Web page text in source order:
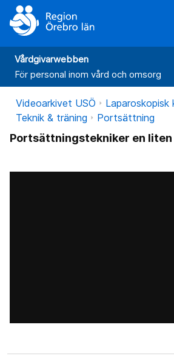
Vårdgivarwebben
För personal inom vård och omsorg
Videoarkivet USÖ
Laparoskopisk
Teknik & träning
Portsättning
Portsättningstekniker en